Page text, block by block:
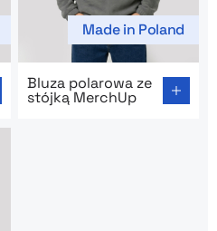
Made in Poland
Bluza polarowa ze
stójką MerchUp